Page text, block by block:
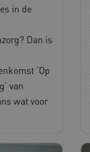
in de
Dan is
‘Op
van
wat voor